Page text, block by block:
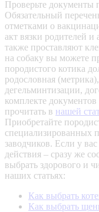
Проверьте документы
Обязательный
отметками о
акт вязки родителей
также проставляют
на собаку вы можете
породистого котика
родословная
дегельминтизации,
комплекте
прочитать в нашей
Приобретайте
специализированных
заводчиков. Если у
действия – сразу же
выбрать здорового и
наших статьях:
Как выбрать
Как выбрать